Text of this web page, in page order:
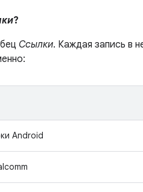
?
Ссылки. Каждая запись в
Android